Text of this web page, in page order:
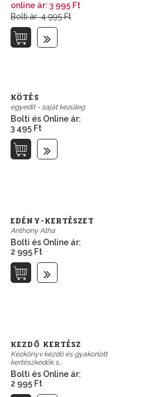
online ár:3 995 Ft
Bolti ár: 4 995 Ft
KÖTÉS
egyedit - saját kezűleg
Bolti és Online ár:
3 495 Ft
EDÉNY-KERTÉSZET
Anthony Atha
Bolti és Online ár:
2 995 Ft
KEZDŐ KERTÉSZ
Kézkönyv kezdő és gyakorlott
kertészkedők s...
Bolti és Online ár:
2 995 Ft